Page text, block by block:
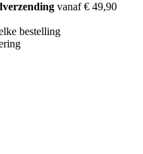
vanaf € 49,90
bestelling